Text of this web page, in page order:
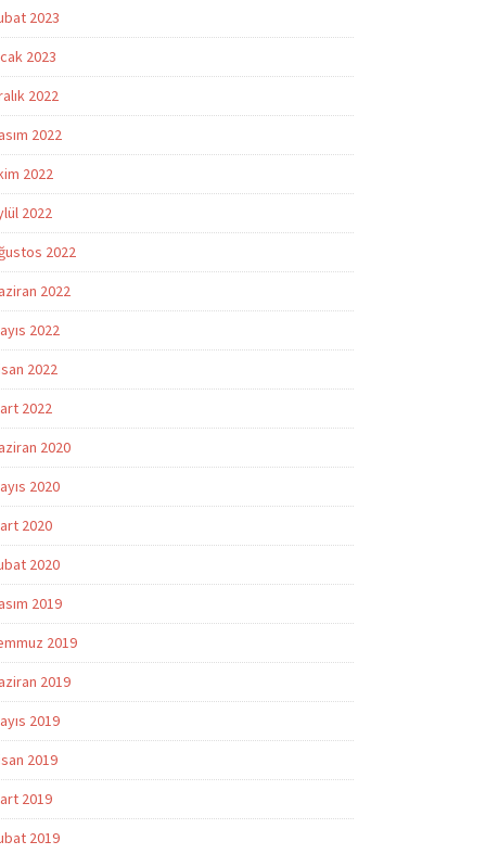
2023
2023
2022
2022
2022
2022
2022
2022
2022
2022
2022
2020
2020
2020
2020
2019
2019
2019
2019
2019
2019
2019